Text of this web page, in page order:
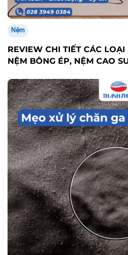
Nệm
REVIEW CHI TIẾT CÁC
NỆM BÔNG ÉP, NỆM CAO